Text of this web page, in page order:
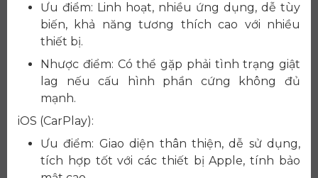
Ưu điểm: Linh hoạt, nhiều ứng dụng, dễ tùy
biến, khả năng tương thích cao với nhiều
thiết bị.
Nhược điểm: Có thể gặp phải tình trạng giật
lag nếu cấu hình phần cứng không đủ
mạnh.
iOS (CarPlay):
Ưu điểm: Giao diện thân thiện, dễ sử dụng,
tích hợp tốt với các thiết bị Apple, tính bảo